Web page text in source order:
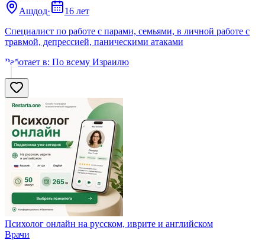
Ашдод·
16 лет
Специалист по работе с парами, семьями, в личной работе с
травмой, депрессией, паническими атаками
Работает в: По всему Израилю
Психолог онлайн на русском, иврите и английском
Врачи